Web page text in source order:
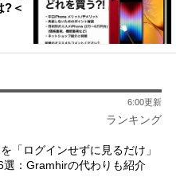
?＜
ランキング
6:00更新
「ログインせずに見るだけ」
選：Gramhirの代わりも紹介